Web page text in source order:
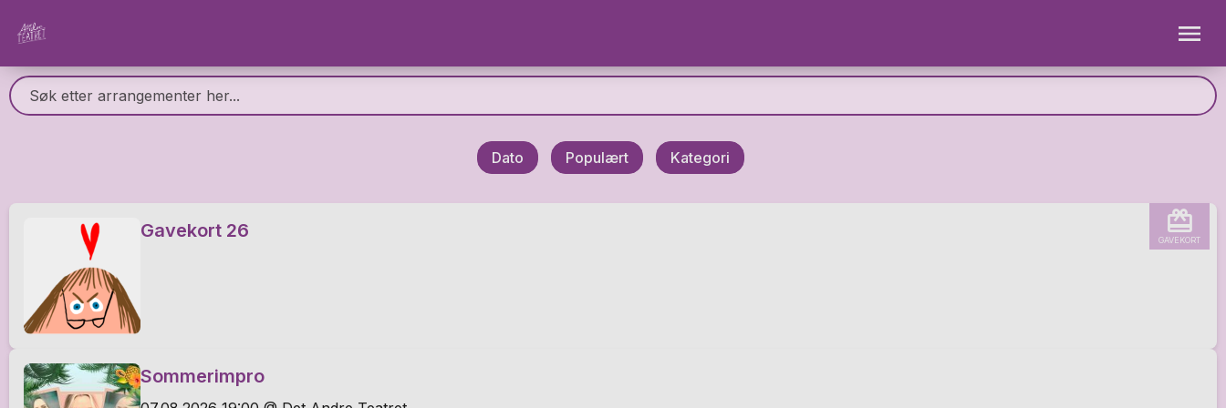
Dato Populært Kategori
Gavekort 26 GAVEKORT
Sommerimpro